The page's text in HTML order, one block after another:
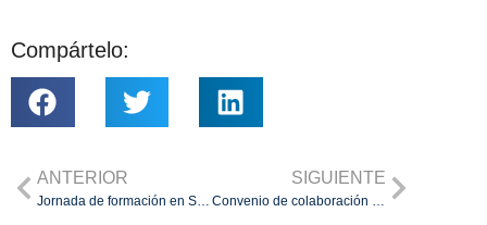
Compártelo:
ANTERIOR
Jornada de formación en San Fernando: propiedad vertical y profesionalización en acción
SIGUIENTE
Convenio de colaboración con Adeslas